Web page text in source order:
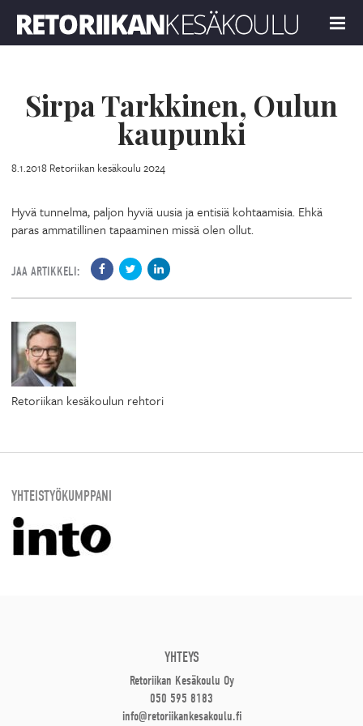
MENU
Sirpa Tarkkinen, Oulun
kaupunki
8.1.2018 Retoriikan kesäkoulu 2024
Hyvä tunnelma, paljon hyviä uusia ja entisiä kohtaamisia. Ehkä
paras ammatillinen tapaaminen missä olen ollut.
JAA ARTIKKELI:
Retoriikan kesäkoulun rehtori
YHTEISTYÖKUMPPANI
YHTEYS
Retoriikan Kesäkoulu Oy
050 595 8183
info@retoriikankesakoulu.fi